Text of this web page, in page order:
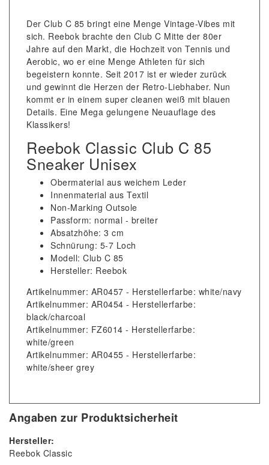
Der Club C 85 bringt eine Menge Vintage-Vibes mit
sich. Reebok brachte den Club C Mitte der 80er
Jahre auf den Markt, die Hochzeit von Tennis und
Aerobic, wo er eine Menge Athleten für sich
begeistern konnte. Seit 2017 ist er wieder zurück
und gewinnt die Herzen der Retro-Liebhaber. Nun
kommt er in einem super cleanen weiß mit blauen
Details. Eine Mega gelungene Neuauflage des
Klassikers!
Reebok Classic Club C 85
Sneaker Unisex
Obermaterial aus weichem Leder
Innenmaterial aus Textil
Non-Marking Outsole
Passform: normal - breiter
Absatzhöhe: 3 cm
Schnürung: 5-7 Loch
Modell: Club C 85
Hersteller: Reebok
Artikelnummer: AR0457 - Herstellerfarbe: white/navy
Artikelnummer: AR0454 - Herstellerfarbe:
black/charcoal
Artikelnummer: FZ6014 - Herstellerfarbe:
white/green
Artikelnummer: AR0455 - Herstellerfarbe:
white/sheer grey
Angaben zur Produktsicherheit
Hersteller:
Reebok Classic